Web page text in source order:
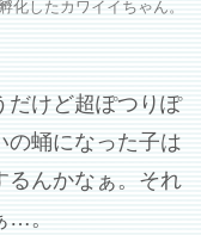
化したカワイイちゃん。
だけど超ぽつりぽ
の蛹になった子は
るんかなぁ。それ
…。